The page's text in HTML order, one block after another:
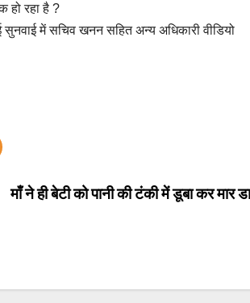
हो रहा है ?
में सचिव खनन सहित अन्य अधिकारी वीडियो
माँ ने ही बेटी को पानी की टंकी में डूबा कर मार